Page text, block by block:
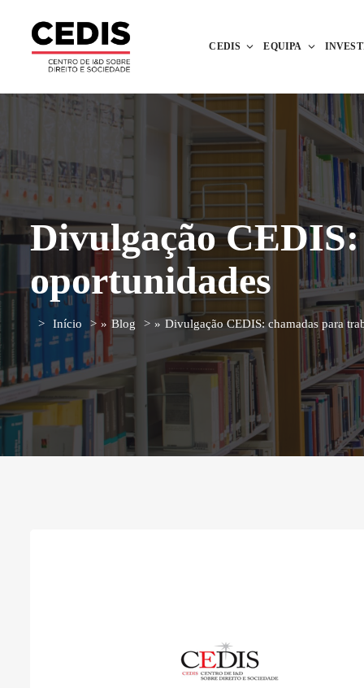
CEDIS EQUIPA
Divulgação
oportunidades
Início » Blog » Divulgação CEDIS: chamadas para